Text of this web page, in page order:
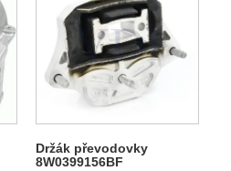
Držák převodovky
8W0399156BF